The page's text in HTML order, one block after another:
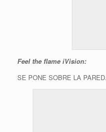
Feel the flame iVision:
SE PONE SOBRE LA PARED.